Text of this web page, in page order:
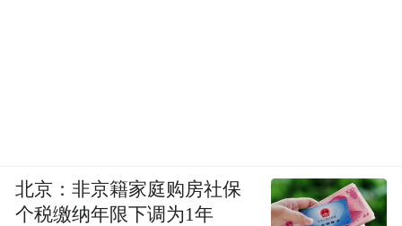
北京：非京籍家庭购房社保
个税缴纳年限下调为1年